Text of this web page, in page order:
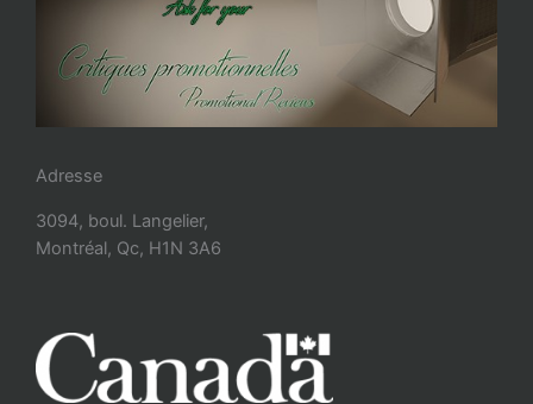
Adresse
3094, boul. Langelier,
Montréal, Qc, H1N 3A6